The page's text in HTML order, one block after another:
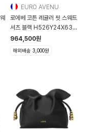
EURO AVENU
로에베 코튼 레귤러 핏 스웨트
셔츠 블랙 H526Y24X63
1100 H526Y24X63
964,500원
해외배송 3,000원